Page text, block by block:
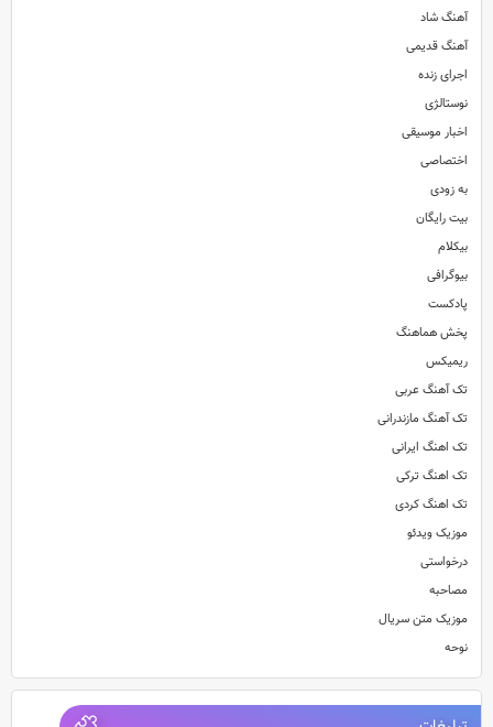
آهنگ شاد
آهنگ قدیمی
اجرای زنده
نوستالژی
اخبار موسیقی
اختصاصی
به زودی
بیت رایگان
بیکلام
بیوگرافی
پادکست
پخش هماهنگ
ریمیکس
تک آهنگ عربی
تک آهنگ مازندرانی
تک اهنگ ایرانی
تک اهنگ ترکی
تک اهنگ کردی
موزیک ویدئو
درخواستی
مصاحبه
موزیک متن سریال
نوحه